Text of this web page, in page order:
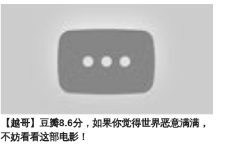
【越哥】豆瓣8.6分，如果你觉得世界恶意满满，
不妨看看这部电影！